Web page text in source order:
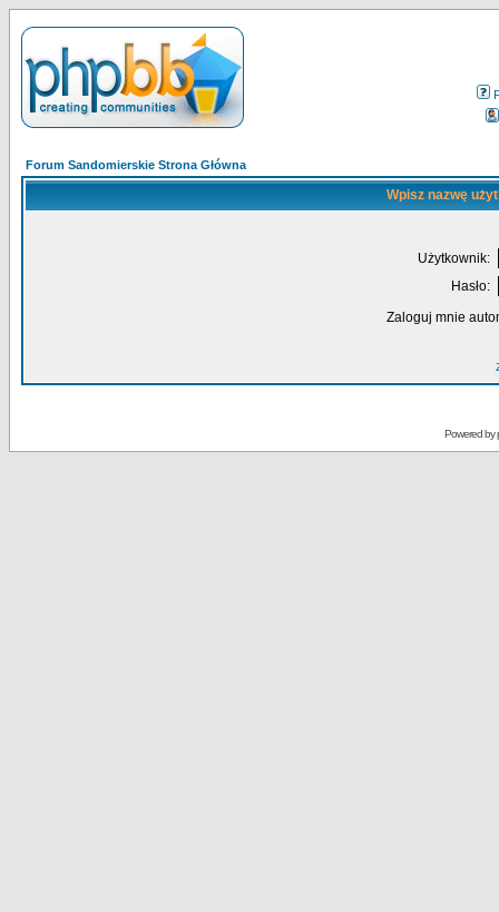
Forum Sandomierskie Strona Główna
Wpisz nazwę
Użytkownik:
Hasło:
Zaloguj mnie
Powered by